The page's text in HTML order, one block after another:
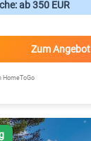
ab 350 EUR
Zum Angebot
HomeToGo